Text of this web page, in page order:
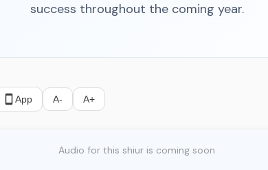
success throughout the coming year.
App A- A+
Audio for this shiur is coming soon